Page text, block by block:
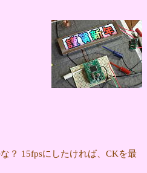
？ 15fpsにしたければ、CKを最